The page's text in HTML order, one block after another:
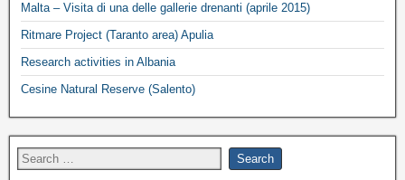
Malta – Visita di una delle gallerie drenanti (aprile 2015)
Ritmare Project (Taranto area) Apulia
Research activities in Albania
Cesine Natural Reserve (Salento)